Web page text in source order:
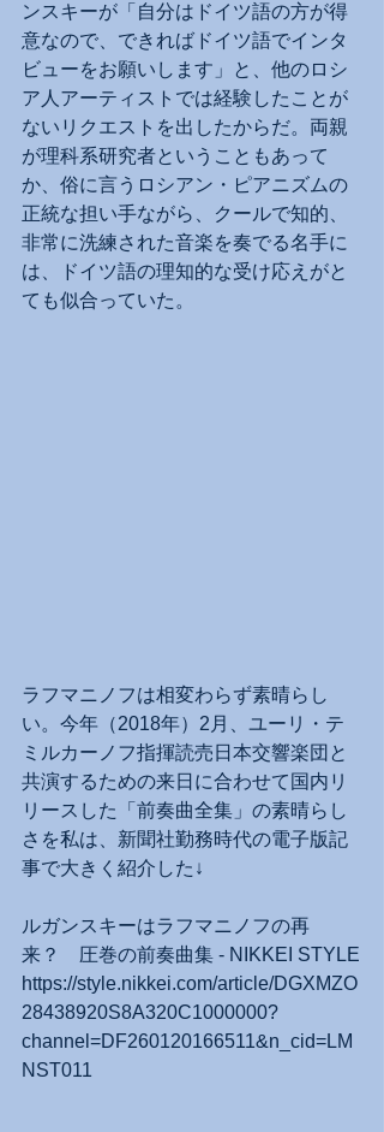
ンスキーが「自分はドイツ語の方が得
意なので、できればドイツ語でインタ
ビューをお願いします」と、他のロシ
ア人アーティストでは経験したことが
ないリクエストを出したからだ。両親
が理科系研究者ということもあって
か、俗に言うロシアン・ピアニズムの
正統な担い手ながら、クールで知的、
非常に洗練された音楽を奏でる名手に
は、ドイツ語の理知的な受け応えがと
ても似合っていた。
ラフマニノフは相変わらず素晴らし
い。今年（2018年）2月、ユーリ・テ
ミルカーノフ指揮読売日本交響楽団と
共演するための来日に合わせて国内リ
リースした「前奏曲全集」の素晴らし
さを私は、新聞社勤務時代の電子版記
事で大きく紹介した↓
ルガンスキーはラフマニノフの再
来？　圧巻の前奏曲集 - NIKKEI STYLE
https://style.nikkei.com/article/DGXMZO
28438920S8A320C1000000?
channel=DF260120166511&n_cid=LM
NST011